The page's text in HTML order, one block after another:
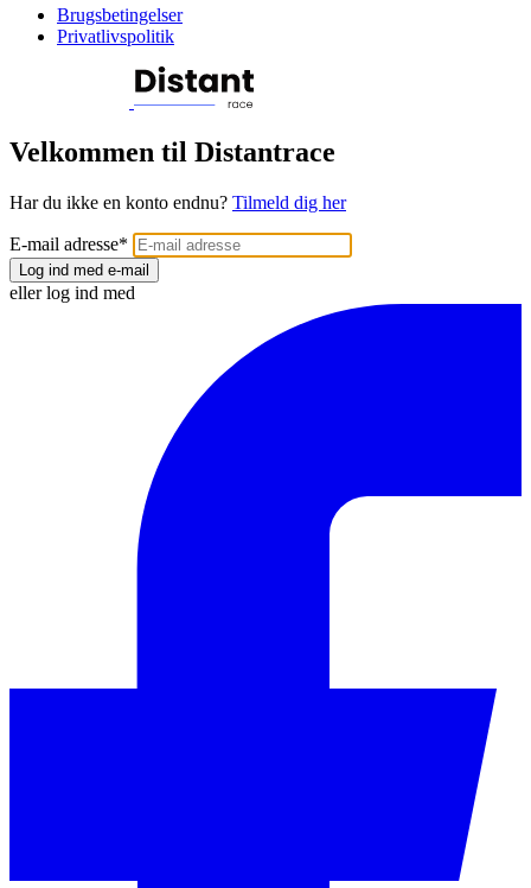
Brugsbetingelser
Privatlivspolitik
Velkommen til Distantrace
Har du ikke en konto endnu? Tilmeld dig her
E-mail adresse*
Log ind med e-mail
eller log ind med